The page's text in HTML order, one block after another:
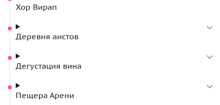
Хор Вирап
Деревня аистов
Дегустация вина
Пещера Арени